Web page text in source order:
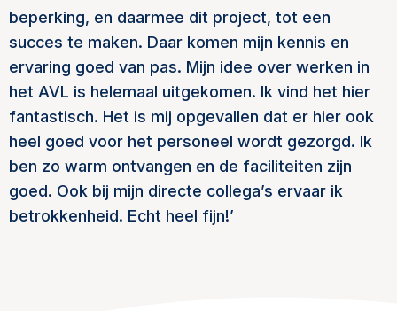
beperking, en daarmee dit project, tot een
succes te maken. Daar komen mijn kennis en
ervaring goed van pas. Mijn idee over werken in
het AVL is helemaal uitgekomen. Ik vind het hier
fantastisch. Het is mij opgevallen dat er hier ook
heel goed voor het personeel wordt gezorgd. Ik
ben zo warm ontvangen en de faciliteiten zijn
goed. Ook bij mijn directe collega’s ervaar ik
betrokkenheid. Echt heel fijn!’